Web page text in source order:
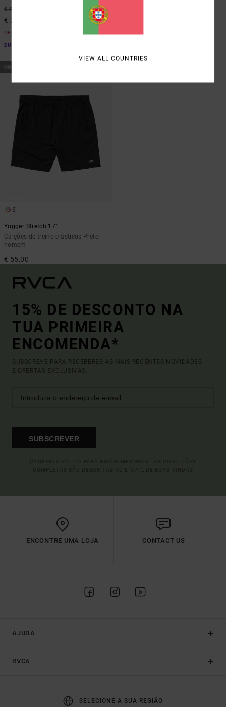
€ 55,00
€ 39,60
OFERTAS
DUPLA PROMO 10% EXTRA
NOVO PRODUTO
6
Yogger Stretch 17"
Calções de treino elásticos Preto
homem
€ 55,00
15% DE DESCONTO NA
TUA PRIMEIRA
ENCOMENDA*
SUBSCREVE PARA RECEBERES AS MAIS RECENTES NOVIDADES
E OFERTAS EXCLUSIVAS.
SUBSCREVER
ENCONTRE UMA LOJA CONTACT US
AJUDA
RVCA
SELECIONE A SUA REGIÃO
VIEW ALL COUNTRIES